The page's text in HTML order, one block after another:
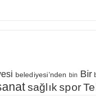
belediyesi’nden bin Bir
sağlık spor